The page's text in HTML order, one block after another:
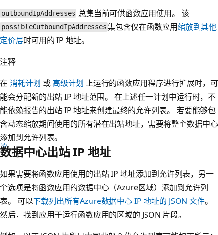
outboundIpAddresses 总集当前可供函数应用使用。 该
possibleOutboundIpAddresses 集包含仅在函数应用缩放到其他
定价层时可用的 IP 地址。
注释
在 消耗计划 或 高级计划 上运行的函数应用程序进行扩展时，可
能会分配新的出站 IP 地址范围。 在上述任一计划中运行时，不
能依赖报告的出站 IP 地址来创建最终的允许列表。 若要能够包
含动态缩放期间使用的所有潜在出站地址，需要将整个数据中心
添加到允许列表。
数据中心出站 IP 地址
如果需要将函数应用使用的出站 IP 地址添加到允许列表，另一
个选项是将函数应用的数据中心（Azure区域）添加到允许列
表。 可以下载列出所有Azure数据中心 IP 地址的 JSON 文件。
然后，找到应用于运行函数应用的区域的 JSON 片段。